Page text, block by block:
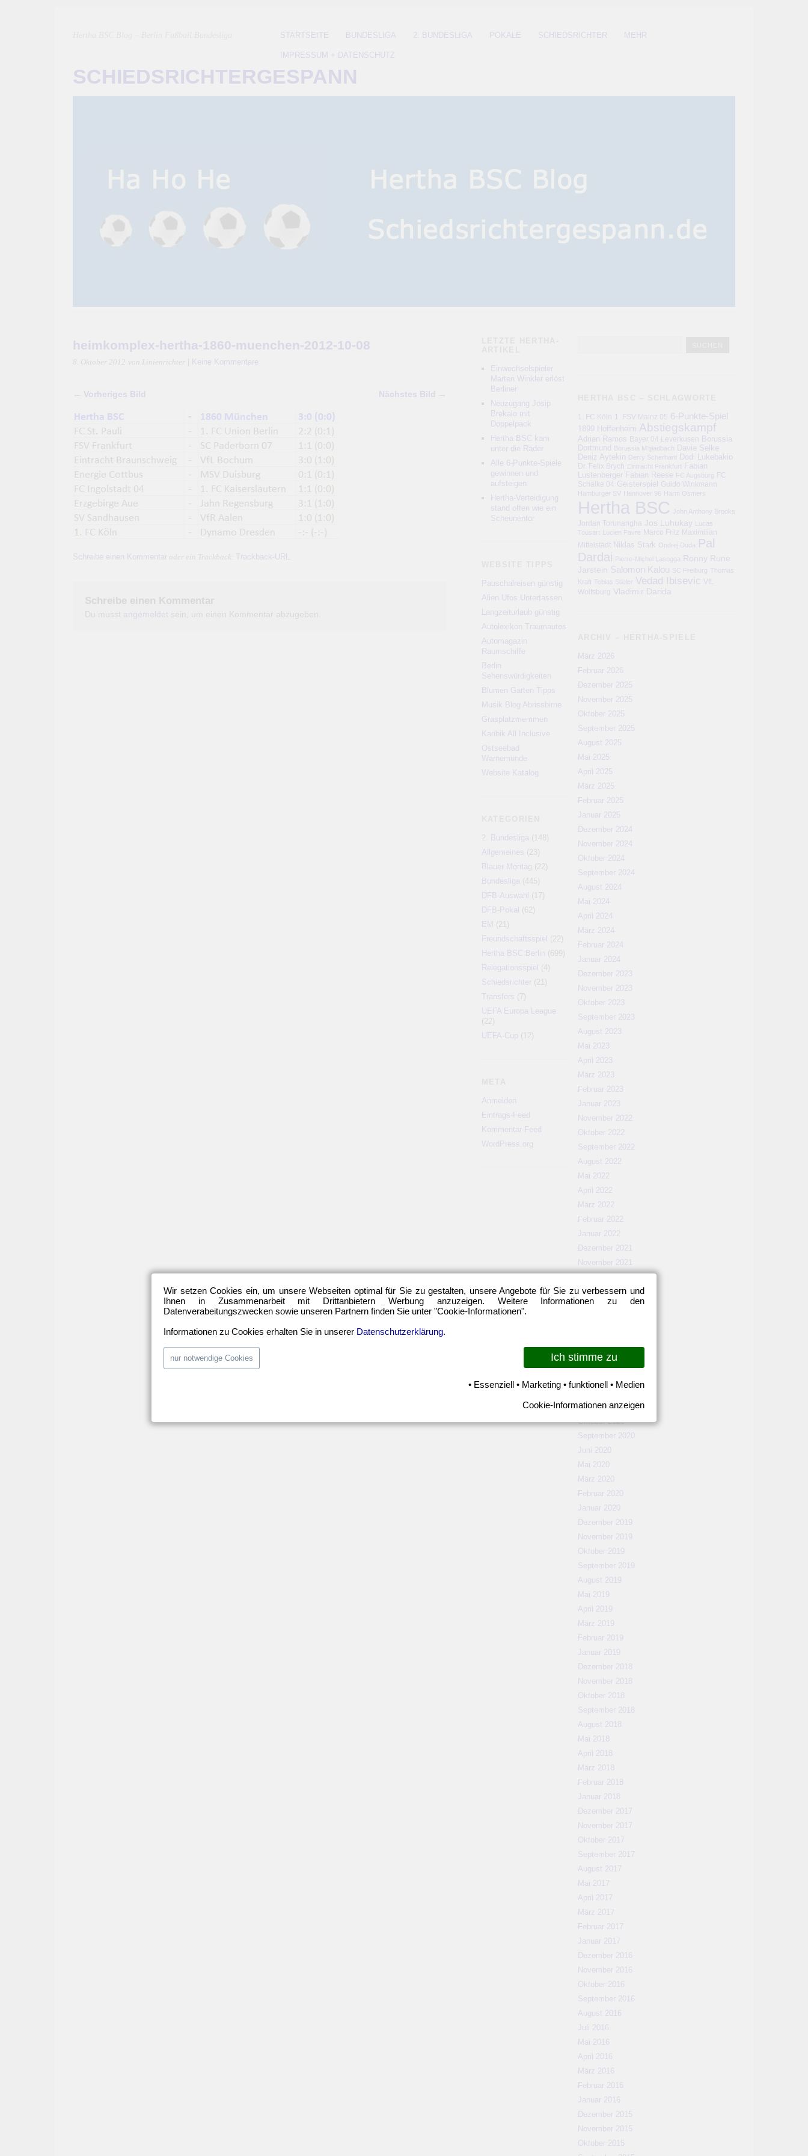
STARTSEITE BUNDESLIGA 2. BUNDESLIGA POKALE SCHIEDSRICHTER MEHR
IMPRESSUM + DATENSCHUTZ
SCHIEDSRICHTERGESPANN
heimkomplex-hertha-1860-muenchen-2012-10-08
8. Oktober 2012 von Linienrichter Keine Kommentare
← Vorheriges Bild Nächstes Bild →
Schreibe einen Kommentar oder ein Trackback: Trackback-URL
Einwechselspieler
Marten Winkler erlöst
Berliner
Neuzugang Josip
Brekalo mit
Doppelpack
Hertha BSC kam
unter die Räder
Alle 6-Punkte-Spiele
gewinnen und
aufsteigen
Hertha-Verteidigung
stand offen wie ein
Scheunentor
Pauschalreisen günstig
Alien Ufos Untertassen
Langzeiturlaub günstig
Autolexikon Traumautos
Automagazin
Raumschiffe
Berlin
Sehenswürdigkeiten
Blumen Garten Tipps
Musik Blog Abrissbirne
Grasplatzmemmen
Karibik All Inclusive
Ostseebad
Warnemünde
Website Katalog
2. Bundesliga (148)
Allgemeines (23)
Blauer Montag (22)
Bundesliga (445)
DFB-Auswahl
(17)
DFB-Pokal (62)
EM
(21)
Freundschaftsspiel
(22)
Hertha BSC Berlin
(699)
Relegationsspiel
(4)
Schiedsrichter(21)
Transfers (7)
UEFA Europa League
(22)
UEFA-Cup
(12)
Anmelden
Eintrags-Feed
Kommentar-Feed
WordPress.org
1. FC Köln 1. FSV Mainz 05 6-Punkte-Spiel
1899 Hoffenheim Abstiegskampf
Adrian Ramos Bayer 04 Leverkusen
Borussia
Dortmund
Borussia M'gladbach Davie Selke
Deniz Aytekin Derry Scherhant Dodi Lukebakio
Dr. Felix Brych Eintracht Frankfurt
Fabian
Lustenberger Fabian Reese FC Augsburg
FC
Schalke 04
Geisterspiel
Guido Winkmann
Hamburger SV
Hannover 96 Harm Osmers
Hertha BSC
John Anthony Brooks
Jordan Torunarigha
Jos Luhukay
Lucas
Tousart
Lucien Favre Marco Fritz Maximilian
Mittelstädt
Niklas Stark Ondrej Duda Pal
Dardai Pierre-Michel Lasogga Ronny
Rune
Jarstein Salomon Kalou SC Freiburg
Thomas
Kraft
Tobias Stieler Vedad Ibisevic
VfL
Wolfsburg
Vladimir Darida
März 2026
Februar 2026
Dezember 2025
November 2025
Oktober 2025
September 2025
August 2025
Mai 2025
April 2025
März 2025
Februar 2025
Januar 2025
Dezember 2024
November 2024
Oktober 2024
September 2024
August 2024
Mai 2024
April 2024
März 2024
Februar 2024
Januar 2024
Dezember 2023
November 2023
Oktober 2023
September 2023
August 2023
Mai 2023
April 2023
März 2023
Februar 2023
Januar 2023
November 2022
Oktober 2022
September 2022
August 2022
Mai 2022
April 2022
März 2022
Februar 2022
Januar 2022
Dezember 2021
November 2021
September 2021
August 2021
März 2021
Februar 2021
November 2020
Oktober 2020
September 2020
Juni 2020
Mai 2020
März 2020
Februar 2020
Januar 2020
Dezember 2019
November 2019
Oktober 2019
September 2019
August 2019
Mai 2019
April 2019
März 2019
Februar 2019
Januar 2019
Dezember 2018
November 2018
Oktober 2018
September 2018
August 2018
Mai 2018
April 2018
März 2018
Februar 2018
Januar 2018
Dezember 2017
November 2017
Oktober 2017
September 2017
August 2017
Mai 2017
April 2017
März 2017
Februar 2017
Januar 2017
Dezember 2016
November 2016
Oktober 2016
September 2016
August 2016
Juli 2016
Mai 2016
April 2016
März 2016
Februar 2016
Januar 2016
Dezember 2015
November 2015
Oktober 2015
Wir setzen Cookies ein, um unsere Webseiten optimal für Sie zu gestalten, unsere Angebote für Sie zu verbessern und
Ihnen in Zusammenarbeit mit Drittanbietern Werbung anzuzeigen. Weitere Informationen zu den
Datenverabeitungszwecken sowie unseren Partnern finden Sie unter "Cookie-Informationen".
Informationen zu Cookies erhalten Sie in unserer Datenschutzerklärung.
nur notwendige Cookies Ich stimme zu
• Essenziell • Marketing • funktionell • Medien
Cookie-Informationen anzeigen